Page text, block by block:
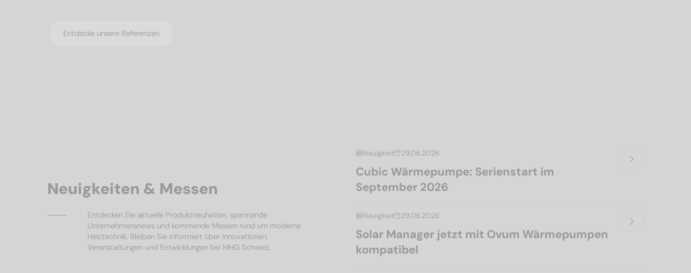
Entdecke unsere Referenzen
Neuigkeiten & Messen
Entdecken Sie aktuelle Produktneuheiten, spannende
Unternehmensnews und kommende Messen rund um moderne
Heiztechnik. Bleiben Sie informiert über Innovationen,
Veranstaltungen und Entwicklungen bei MHG Schweiz.
Neuigkeit 29.06.2026
Cubic Wärmepumpe: Serienstart im
September 2026
Neuigkeit 29.06.2026
Solar Manager jetzt mit Ovum Wärmepumpen
kompatibel